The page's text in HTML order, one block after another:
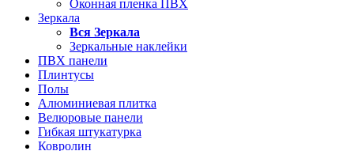
Оконная пленка ПВХ
Зеркала
Вся Зеркала
Зеркальные наклейки
ПВХ панели
Плинтусы
Полы
Алюминиевая плитка
Велюровые панели
Гибкая штукатурка
Ковролин